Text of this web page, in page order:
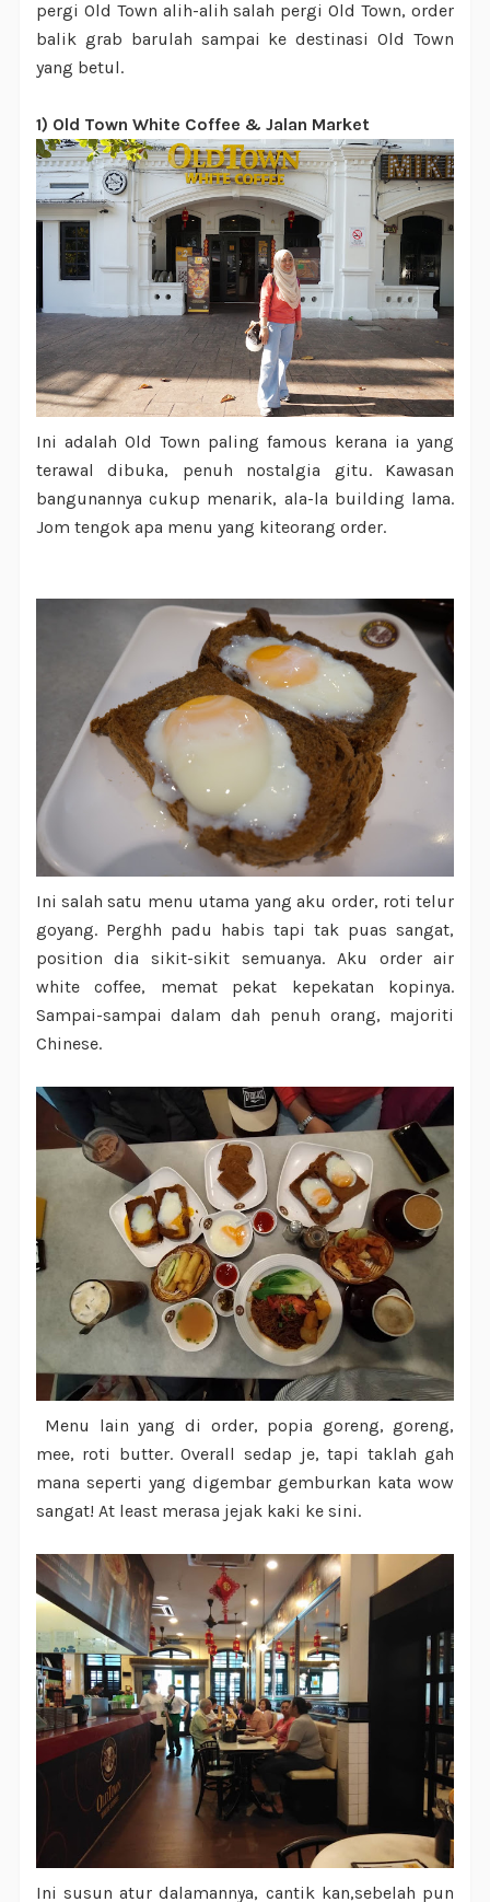
pergi Old Town alih-alih salah pergi Old Town, order
balik grab barulah sampai ke destinasi Old Town
yang betul.
1) Old Town White Coffee & Jalan Market
Ini adalah Old Town paling famous kerana ia yang
terawal dibuka, penuh nostalgia gitu. Kawasan
bangunannya cukup menarik, ala-la building lama.
Jom tengok apa menu yang kiteorang order.
Ini salah satu menu utama yang aku order, roti telur
goyang. Perghh padu habis tapi tak puas sangat,
position dia sikit-sikit semuanya. Aku order air
white coffee, memat pekat kepekatan kopinya.
Sampai-sampai dalam dah penuh orang, majoriti
Chinese.
Menu lain yang di order, popia goreng, goreng,
mee, roti butter. Overall sedap je, tapi taklah gah
mana seperti yang digembar gemburkan kata wow
sangat! At least merasa jejak kaki ke sini.
Ini susun atur dalamannya, cantik kan,sebelah pun